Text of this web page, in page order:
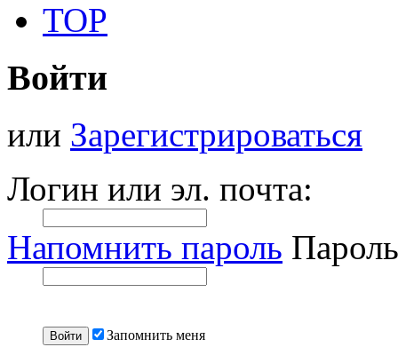
TOP
Войти
или Зарегистрироваться
Логин или эл. почта:
Напомнить пароль
Запомнить меня